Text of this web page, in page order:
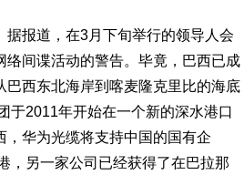
报道，在3月下旬举行的领导人会
间谍活动的警告。毕竟，巴西已成
西东北海岸到喀麦隆克里比的海底
于2011年开始在一个新的深水港口
华为光缆将支持中国的国有企
，另一家公司已经获得了在巴拉那